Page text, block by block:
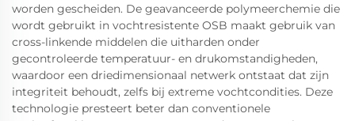
worden gescheiden. De geavanceerde polymeerchemie die
wordt gebruikt in vochtresistente OSB maakt gebruik van
cross-linkende middelen die uitharden onder
gecontroleerde temperatuur- en drukomstandigheden,
waardoor een driedimensionaal netwerk ontstaat dat zijn
integriteit behoudt, zelfs bij extreme vochtcondities. Deze
technologie presteert beter dan conventionele